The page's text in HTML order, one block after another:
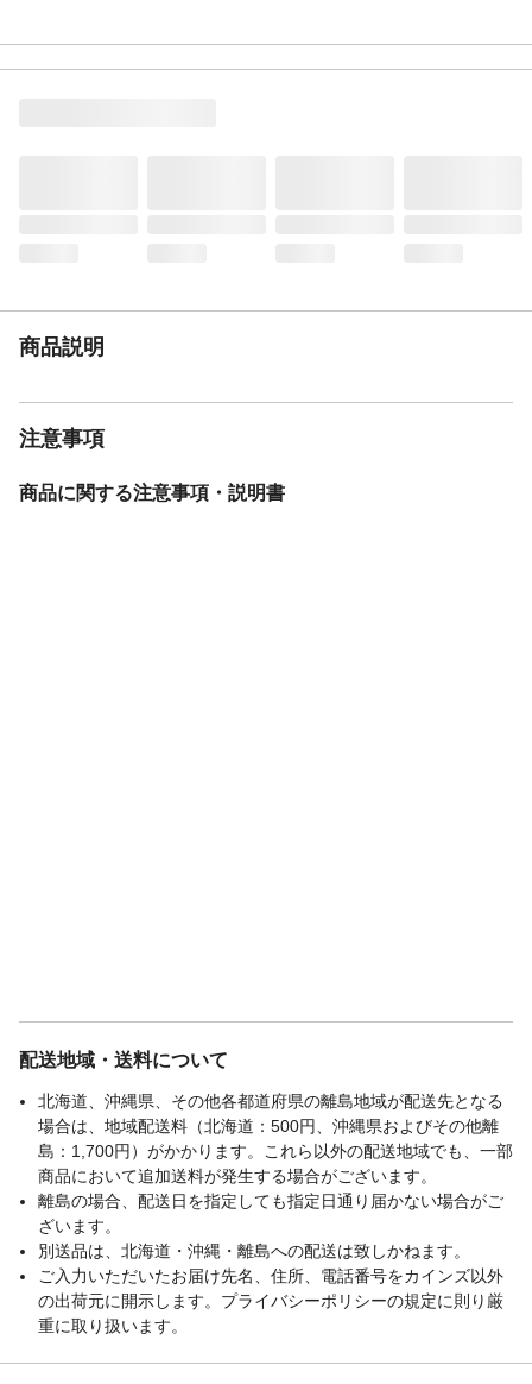
商品説明
注意事項
商品に関する注意事項・説明書
配送地域・送料について
北海道、沖縄県、その他各都道府県の離島地域が配送先となる
場合は、地域配送料（北海道：500円、沖縄県およびその他離
島：1,700円）がかかります。これら以外の配送地域でも、一部
商品において追加送料が発生する場合がございます。
離島の場合、配送日を指定しても指定日通り届かない場合がご
ざいます。
別送品は、北海道・沖縄・離島への配送は致しかねます。
ご入力いただいたお届け先名、住所、電話番号をカインズ以外
の出荷元に開示します。プライバシーポリシーの規定に則り厳
重に取り扱います。